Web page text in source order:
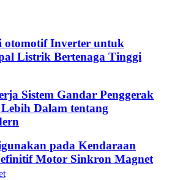
otomotif Inverter untuk
Listrik Bertenaga Tinggi
Sistem Gandar Penggerak
Dalam tentang
pada Kendaraan
Motor Sinkron Magnet